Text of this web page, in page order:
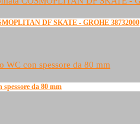
DF SKATE - GROHE 38732000
da 80 mm